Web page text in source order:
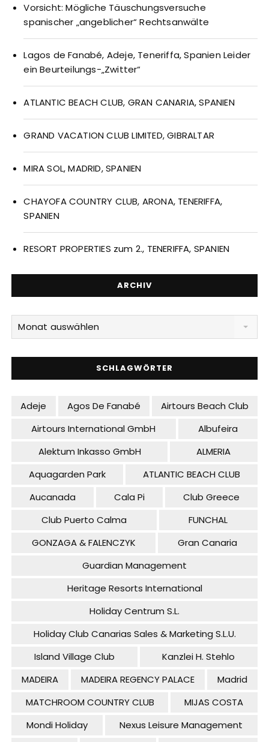
Vorsicht: Mögliche Täuschungsversuche
spanischer „angeblicher“ Rechtsanwälte
Lagos de Fanabé, Adeje, Teneriffa, Spanien Leider
ein Beurteilungs-„Zwitter“
ATLANTIC BEACH CLUB, GRAN CANARIA, SPANIEN
GRAND VACATION CLUB LIMITED, GIBRALTAR
MIRA SOL, MADRID, SPANIEN
CHAYOFA COUNTRY CLUB, ARONA, TENERIFFA,
SPANIEN
RESORT PROPERTIES zum 2., TENERIFFA, SPANIEN
ARCHIV
Archiv
Monat auswählen
SCHLAGWÖRTER
Adeje Agos De Fanabé
Airtours Beach Club
Airtours International GmbH
Albufeira
Alektum Inkasso GmbH
ALMERIA
Aquagarden Park
ATLANTIC BEACH CLUB
Aucanada
Cala Pi
Club Greece
Club Puerto Calma
FUNCHAL
GONZAGA & FALENCZYK
Gran Canaria
Guardian Management
Heritage Resorts International
Holiday Centrum S.L.
Holiday Club Canarias Sales & Marketing S.L.U.
Island Village Club
Kanzlei H. Stehlo
MADEIRA
MADEIRA REGENCY PALACE
Madrid
MATCHROOM COUNTRY CLUB
MIJAS COSTA
Mondi Holiday
Nexus Leisure Management